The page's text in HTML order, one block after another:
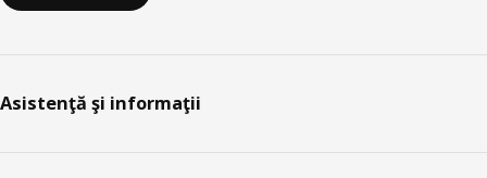
Asistenţă şi informaţii